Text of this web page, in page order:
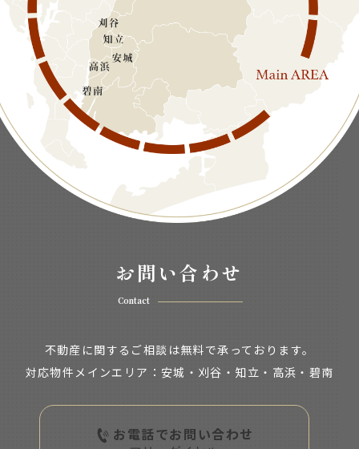
お問い合わせ
Contact
不動産に関するご相談は無料で承っております。
対応物件メインエリア：安城・刈谷・知立・ 高浜・碧南
お電話でお問い合わせ